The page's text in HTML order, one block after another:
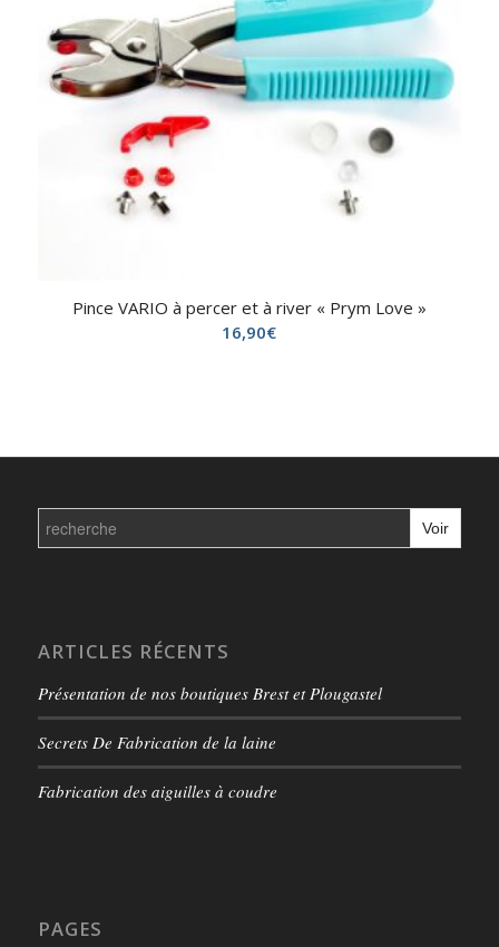
Pince VARIO à percer et à river « Prym Love »
16,90€
Search
for:
ARTICLES RÉCENTS
Présentation de nos boutiques Brest et Plougastel
Secrets De Fabrication de la laine
Fabrication des aiguilles à coudre
PAGES